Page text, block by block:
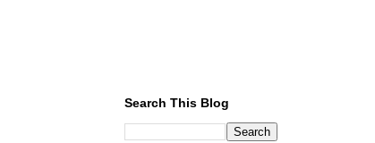
Search This Blog